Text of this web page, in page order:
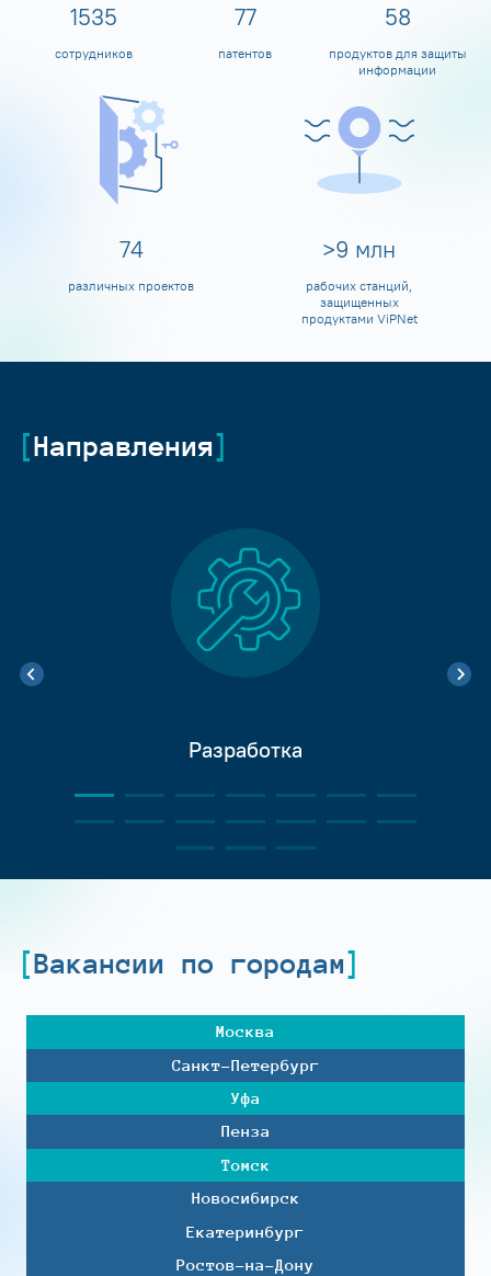
1600
сотрудников
80
патентов
60
продуктов для защиты
информации
80
различных проектов
>10 млн
рабочих станций,
защищенных
продуктами ViPNet
Направления
Разработка
Вакансии по городам
Москва
Санкт-Петербург
Уфа
Пенза
Томск
Новосибирск
Екатеринбург
Ростов-на-Дону